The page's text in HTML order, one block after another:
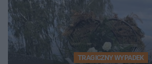
TRAGICZNY WYPADEK